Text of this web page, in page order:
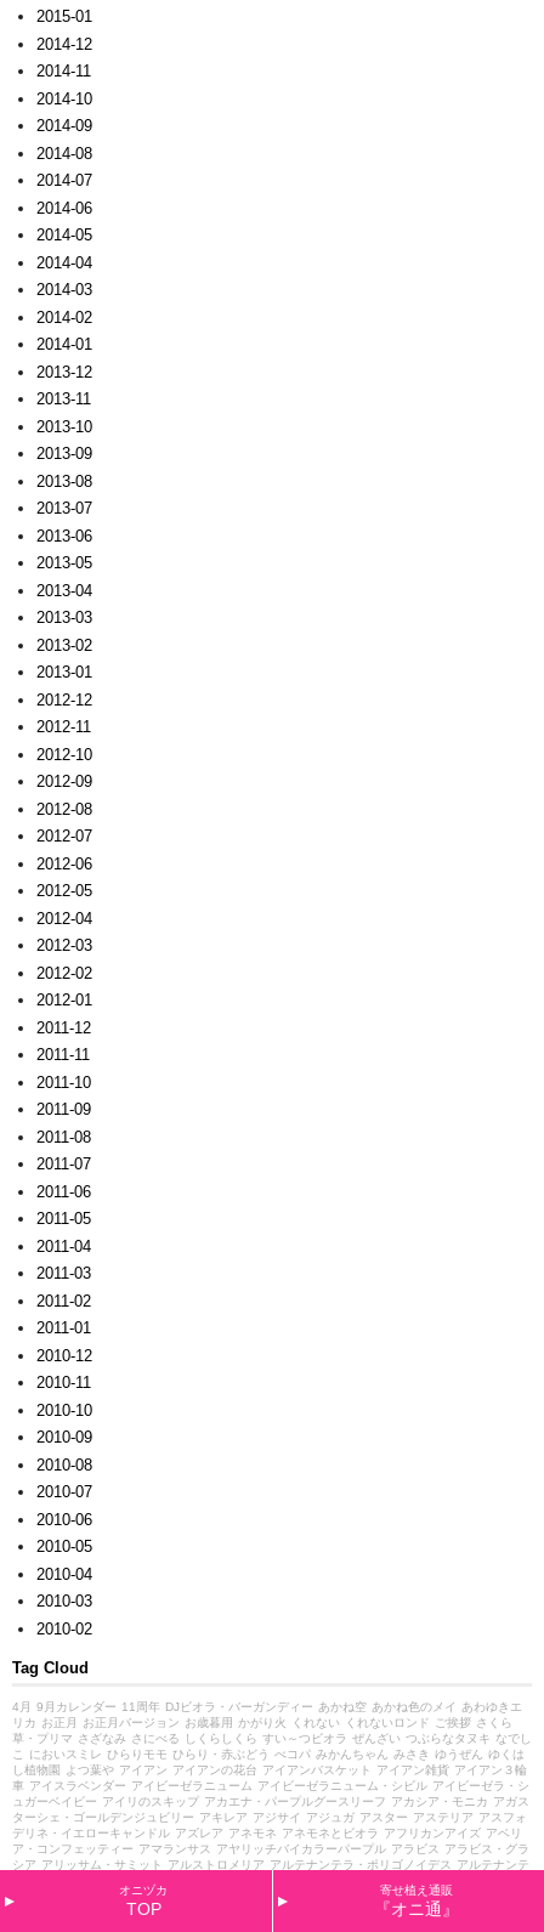
2015-01
2014-12
2014-11
2014-10
2014-09
2014-08
2014-07
2014-06
2014-05
2014-04
2014-03
2014-02
2014-01
2013-12
2013-11
2013-10
2013-09
2013-08
2013-07
2013-06
2013-05
2013-04
2013-03
2013-02
2013-01
2012-12
2012-11
2012-10
2012-09
2012-08
2012-07
2012-06
2012-05
2012-04
2012-03
2012-02
2012-01
2011-12
2011-11
2011-10
2011-09
2011-08
2011-07
2011-06
2011-05
2011-04
2011-03
2011-02
2011-01
2010-12
2010-11
2010-10
2010-09
2010-08
2010-07
2010-06
2010-05
2010-04
2010-03
2010-02
Tag Cloud
4月 9月カレンダー 11周年 DJビオラ・バーガンディー あかね空 あかね色のメイ
あわゆきエ
リカ お正月 お正月バージョン お歳暮用 かがり火 くれない くれないロンド ご挨拶 さくら
草・プリマ さざなみ さにべる しくらしくら すい～つビオラ ぜんざい つぶらなタヌキ なでし
こ
においスミレ ひらりモモ ひらり・赤ぶどう べコパ みかんちゃん みさき ゆうぜん
ゆくは
し植物園
よつ葉や アイアン アイアンの花台 アイアンバスケット アイアン雑貨 アイアン３輪
車 アイスラベンダー アイビーゼラニューム アイビーゼラニューム・シビル アイビーゼラ・シ
ュガーベイビー アイリのスキップ アカエナ・パープルグースリーフ アカシア・モニカ アガス
ターシェ・ゴールデンジュビリー アキレア アジサイ アジュガ アスター アステリア アスフォ
デリネ・イエローキャンドル アズレア アネモネ アネモネとビオラ アフリカンアイズ アベリ
ア・コンフェッティー アマランサス アヤリッチバイカラーパープル アラビス
アラビス・グラ
シア アリッサム・サミット アルストロメリア アルテナンテラ・ポリゴノイデス
アルテナンテ
アンティーク系 アンティーク調な雑貨 アンティーク雑貨 アークトチス
ークトチス・グランディス
イチゴのミルフィーユ
オニヅカ
TOP
寄せ植え通販
『オニ通』